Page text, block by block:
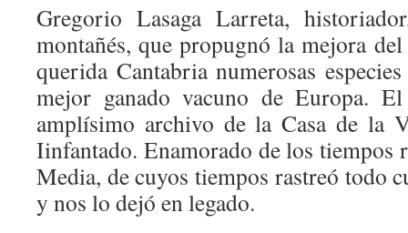
Gregorio Lasaga Larreta,
montañés, que propugnó la mejora
querida Cantabria numerosas
mejor ganado vacuno de Europa.
amplísimo archivo de la Casa de la
Iinfantado. Enamorado de los tiempos
Media, de cuyos tiempos rastreó todo
y nos lo dejó en legado.